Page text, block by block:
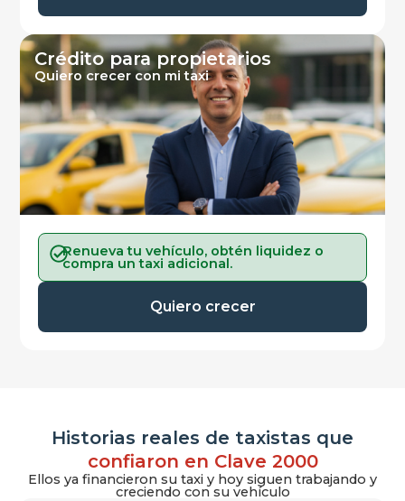
Crédito para propietarios
Quiero crecer con mi taxi
Renueva tu vehículo, obtén liquidez o
compra un taxi adicional.
Quiero crecer
Historias reales de taxistas que
confiaron en Clave 2000
Ellos ya financieron su taxi y hoy siguen trabajando y
creciendo con su vehículo